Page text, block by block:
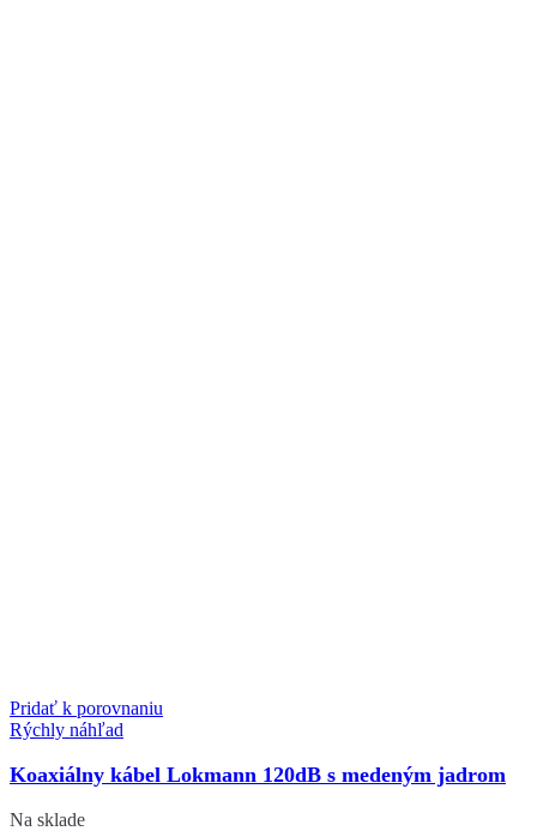
Pridať k porovnaniu
Rýchly náhľad
Koaxiálny kábel Lokmann 120dB s medeným jadrom
Na sklade